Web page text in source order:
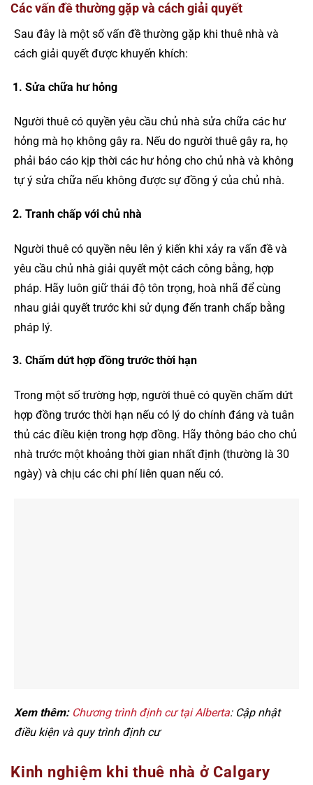
Các vấn đề thường gặp và cách giải quyết
Sau đây là một số vấn đề thường gặp khi thuê nhà và
cách giải quyết được khuyến khích:
Sửa chữa hư hỏng
Người thuê có quyền yêu cầu chủ nhà sửa chữa các hư
hỏng mà họ không gây ra. Nếu do người thuê gây ra, họ
phải báo cáo kịp thời các hư hỏng cho chủ nhà và không
tự ý sửa chữa nếu không được sự đồng ý của chủ nhà.
Tranh chấp với chủ nhà
Người thuê có quyền nêu lên ý kiến khi xảy ra vấn đề và
yêu cầu chủ nhà giải quyết một cách công bằng, hợp
pháp. Hãy luôn giữ thái độ tôn trọng, hoà nhã để cùng
nhau giải quyết trước khi sử dụng đến tranh chấp bằng
pháp lý.
Chấm dứt hợp đồng trước thời hạn
Trong một số trường hợp, người thuê có quyền chấm dứt
hợp đồng trước thời hạn nếu có lý do chính đáng và tuân
thủ các điều kiện trong hợp đồng. Hãy thông báo cho chủ
nhà trước một khoảng thời gian nhất định (thường là 30
ngày) và chịu các chi phí liên quan nếu có.
Xem thêm: Chương trình định cư tại Alberta: Cập nhật
điều kiện và quy trình định cư
Kinh nghiệm khi thuê nhà ở Calgary